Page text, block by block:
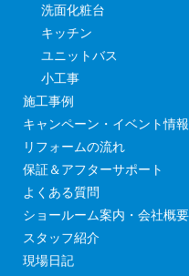
洗面化粧台
キッチン
ユニットバス
小工事
施工事例
キャンペーン・イベント情報
リフォームの流れ
保証＆アフターサポート
よくある質問
ショールーム案内・会社概要
スタッフ紹介
現場日記